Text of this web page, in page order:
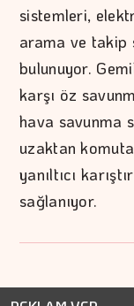
sistemleri,
arama ve takip
bulunuyor.
karşı öz
hava savunma
uzaktan
yanıltıcı
sağlanıyor.